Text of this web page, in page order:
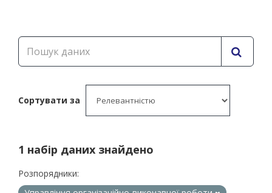
Сортувати за
1 набір даних знайдено
Розпорядники: